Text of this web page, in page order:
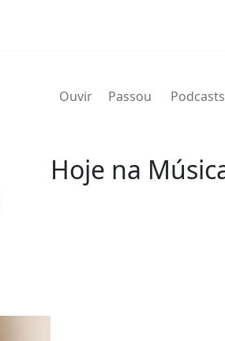
Ouvir Passou Podcasts
Hoje na